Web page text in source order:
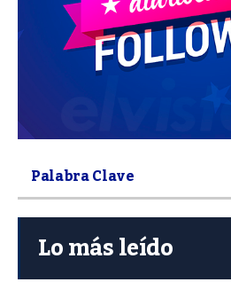
Lo más leído